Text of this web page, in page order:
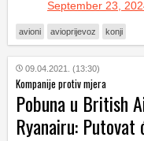
September 23,
avioni avioprijevoz konji
09.04.2021. (13:30)
Kompanije protiv mjera
Pobuna u British
Ryanairu: